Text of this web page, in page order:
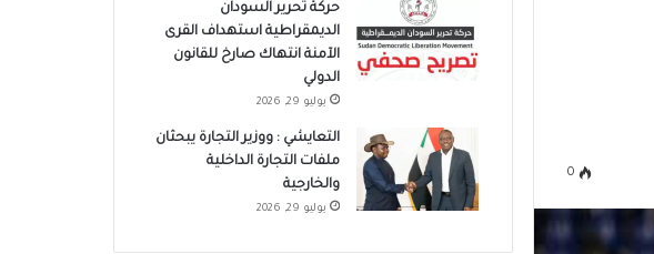
0
حركة تحرير السودان
الديمقراطية استهداف القرى
الآمنة انتهاك صارخ للقانون
الدولي
يوليو 29, 2026
التعايشي : ووزير التجارة يبحثان
ملفات التجارة الداخلية
والخارجية
يوليو 29, 2026